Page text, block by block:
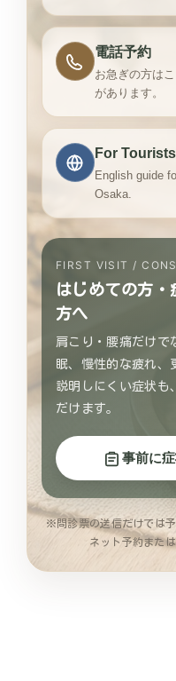
電話予約
お急ぎの方は
があります。
For Tourists
English guide
Osaka.
FIRST VISIT /
はじめての方・
方へ
肩こり・腰痛だけで
眠、慢性的な疲れ
説明しにくい症状も
だけます。
事前に
※問診票の送信だけでは
ネット予約また